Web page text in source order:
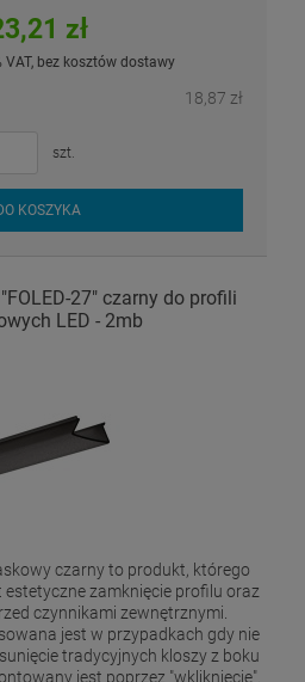
zł
VAT, bez kosztów dostawy
18,87 zł
szt.
KOSZYKA
27" czarny do profili
LED - 2mb
czarny to produkt, którego
zamknięcie profilu oraz
czynnikami zewnętrznymi.
jest w przypadkach gdy nie
tradycyjnych kloszy z boku
jest poprzez "wkliknięcie".